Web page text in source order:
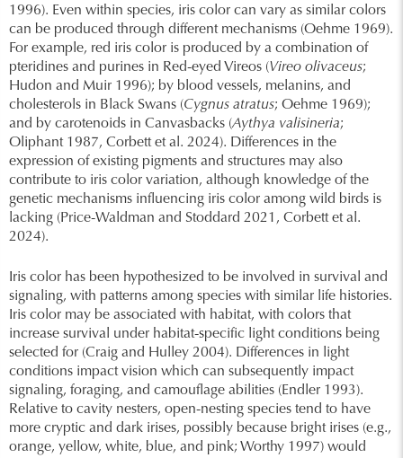
1996). Even within species, iris color can vary as similar colors
can be produced through different mechanisms (Oehme 1969).
For example, red iris color is produced by a combination of
pteridines and purines in Red-eyed Vireos (Vireo olivaceus;
Hudon and Muir 1996); by blood vessels, melanins, and
cholesterols in Black Swans (Cygnus atratus; Oehme 1969);
and by carotenoids in Canvasbacks (Aythya valisineria;
Oliphant 1987, Corbett et al. 2024). Differences in the
expression of existing pigments and structures may also
contribute to iris color variation, although knowledge of the
genetic mechanisms influencing iris color among wild birds is
lacking (Price-Waldman and Stoddard 2021, Corbett et al.
2024).
Iris color has been hypothesized to be involved in survival and
signaling, with patterns among species with similar life histories.
Iris color may be associated with habitat, with colors that
increase survival under habitat-specific light conditions being
selected for (Craig and Hulley 2004). Differences in light
conditions impact vision which can subsequently impact
signaling, foraging, and camouflage abilities (Endler 1993).
Relative to cavity nesters, open-nesting species tend to have
more cryptic and dark irises, possibly because bright irises (e.g.,
orange, yellow, white, blue, and pink; Worthy 1997) would